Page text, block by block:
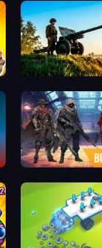
Artillery Vs Tanks
Bulletstorm